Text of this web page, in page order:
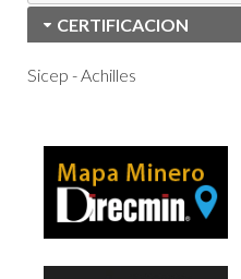
CERTIFICACION
Sicep - Achilles